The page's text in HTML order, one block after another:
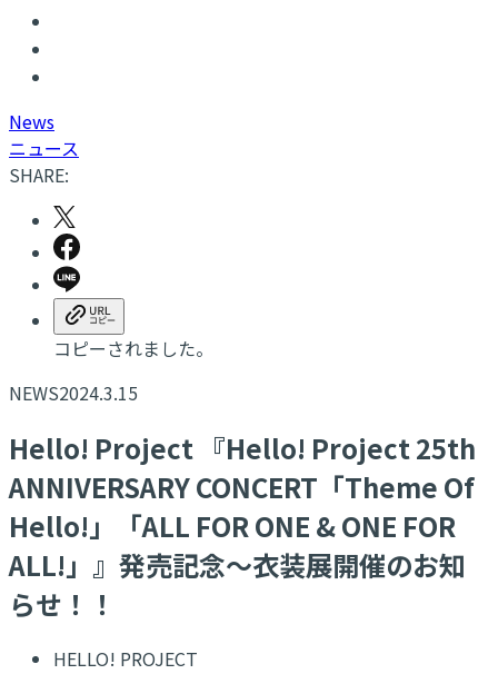
News
ニュース
SHARE:
コピーされました。
NEWS2024.3.15
Hello! Project 『Hello! Project 25th
ANNIVERSARY CONCERT「Theme Of
Hello!」「ALL FOR ONE & ONE FOR
ALL!」』発売記念～衣装展開催のお知
らせ！！
HELLO! PROJECT